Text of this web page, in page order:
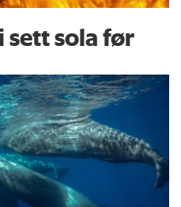
sett sola før